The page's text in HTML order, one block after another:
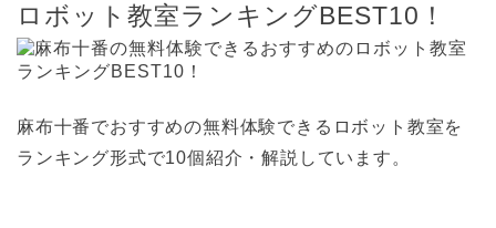
ロボット教室ランキングBEST10！
麻布十番でおすすめの無料体験できるロボット教室を
ランキング形式で10個紹介・解説しています。